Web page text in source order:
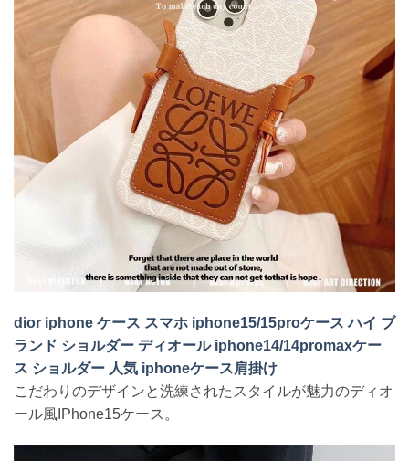
dior iphone ケース スマホ iphone15/15proケース ハイ ブ
ランド ショルダー ディオール iphone14/14promaxケー
ス ショルダー 人気 iphoneケース肩掛け
こだわりのデザインと洗練されたスタイルが魅力のディオ
ール風IPhone15ケース。